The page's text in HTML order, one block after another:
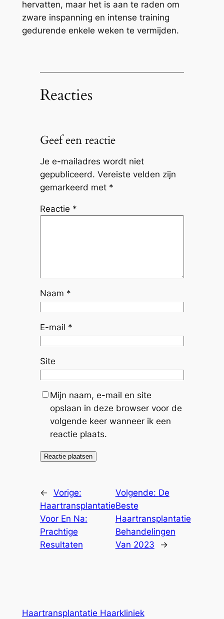
hervatten, maar het is aan te raden om
zware inspanning en intense training
gedurende enkele weken te vermijden.
Reacties
Geef een reactie
Je e-mailadres wordt niet
gepubliceerd. Vereiste velden zijn
gemarkeerd met *
Reactie *
Naam *
E-mail *
Site
Mijn naam, e-mail en site
opslaan in deze browser voor de
volgende keer wanneer ik een
reactie plaats.
← Vorige:
Haartransplantatie
Voor En Na:
Prachtige
Resultaten
Volgende: De
Beste
Haartransplantatie
Behandelingen
Van 2023
→
Haartransplantatie Haarkliniek